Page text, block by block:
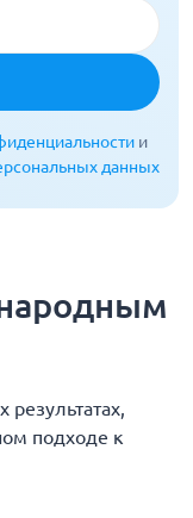
и
данных
результатах,
подходе к